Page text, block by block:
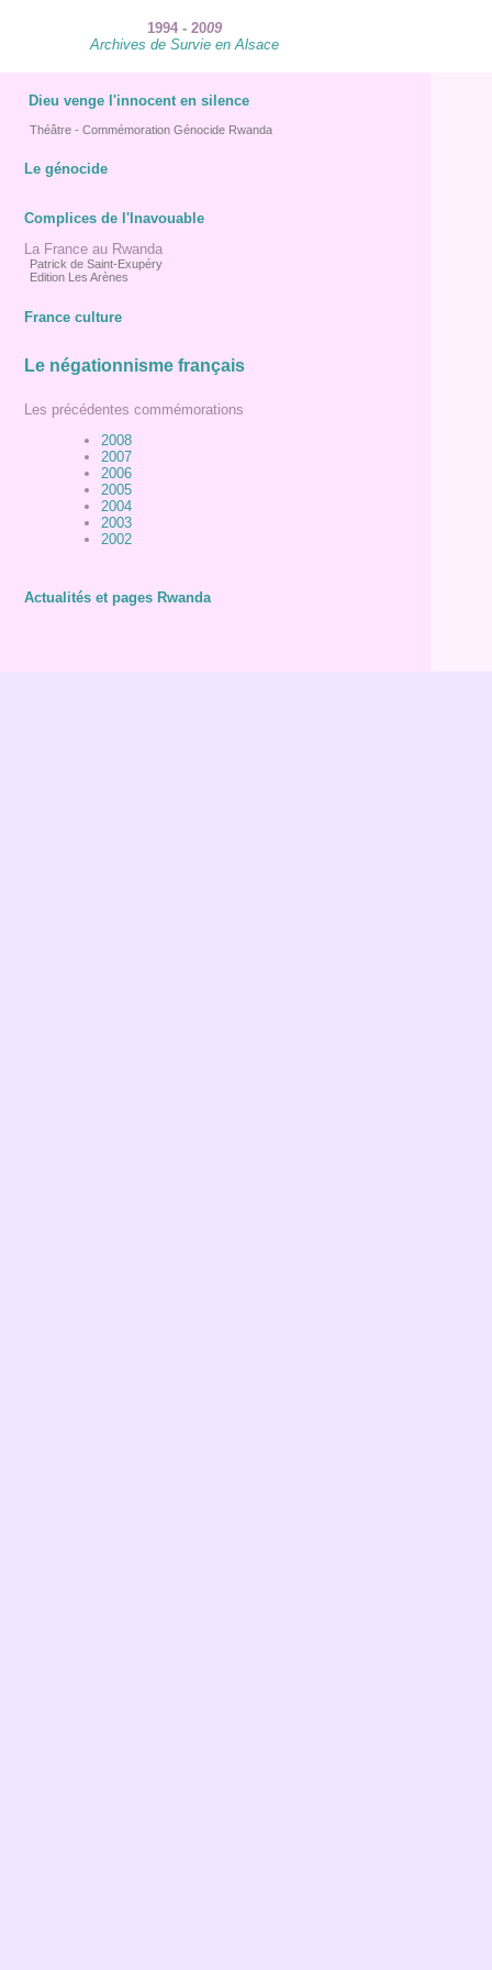
1994 - 2009
Archives de Survie en Alsace
Dieu venge l'innocent en silence
Théâtre - Commémoration Génocide Rwanda
Le génocide
Complices de l'Inavouable
La France au Rwanda
Patrick de Saint-Exupéry
Edition Les Arènes
France culture
Le négationnisme français
Les précédentes commémorations
2008
2007
2006
2005
2004
2003
2002
Actualités et pages Rwanda